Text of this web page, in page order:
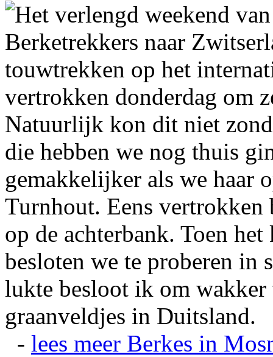
Het verlengd weekend
Berketrekkers naar
touwtrekken op het
vertrokken donderdag om
Natuurlijk kon dit niet
die hebben we nog thuis
gemakkelijker als we haar
Turnhout. Eens vertrokken
op de achterbank. Toen
besloten we te proberen in
lukte besloot ik om
graanveldjes in Duitsland.
- lees meer Berkes in